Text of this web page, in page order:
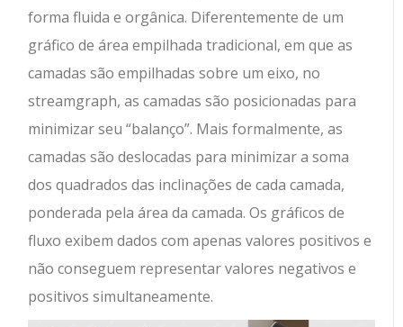
forma fluida e orgânica. Diferentemente de um
gráfico de área empilhada tradicional, em que as
camadas são empilhadas sobre um eixo, no
streamgraph, as camadas são posicionadas para
minimizar seu “balanço”. Mais formalmente, as
camadas são deslocadas para minimizar a soma
dos quadrados das inclinações de cada camada,
ponderada pela área da camada. Os gráficos de
fluxo exibem dados com apenas valores positivos e
não conseguem representar valores negativos e
positivos simultaneamente.